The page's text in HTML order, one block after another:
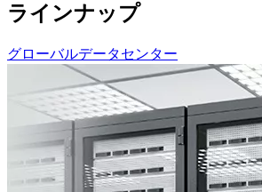
ラインナップ
グローバルデータセンター